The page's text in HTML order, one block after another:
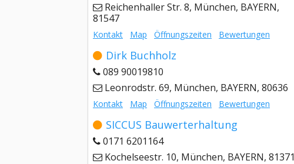
Reichenhaller Str. 8, München, BAYERN,
81547
Kontakt Map Öffnungszeiten Bewertungen
Dirk Buchholz
089 90019810
Leonrodstr. 69, München, BAYERN, 80636
Kontakt Map Öffnungszeiten Bewertungen
SICCUS Bauwerterhaltung
0171 6201164
Kochelseestr. 10, München, BAYERN, 81371